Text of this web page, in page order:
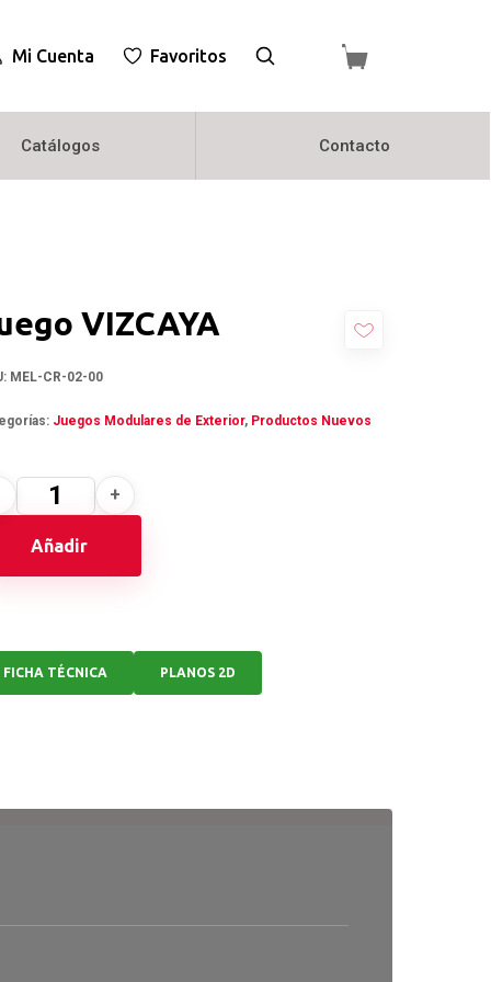
Mi Cuenta Favoritos
Catálogos Contacto
VIZCAYA
MEL-CR-02-00
Juegos Modulares de Exterior, Productos Nuevos
Añadir
FICHA TÉCNICA PLANOS 2D